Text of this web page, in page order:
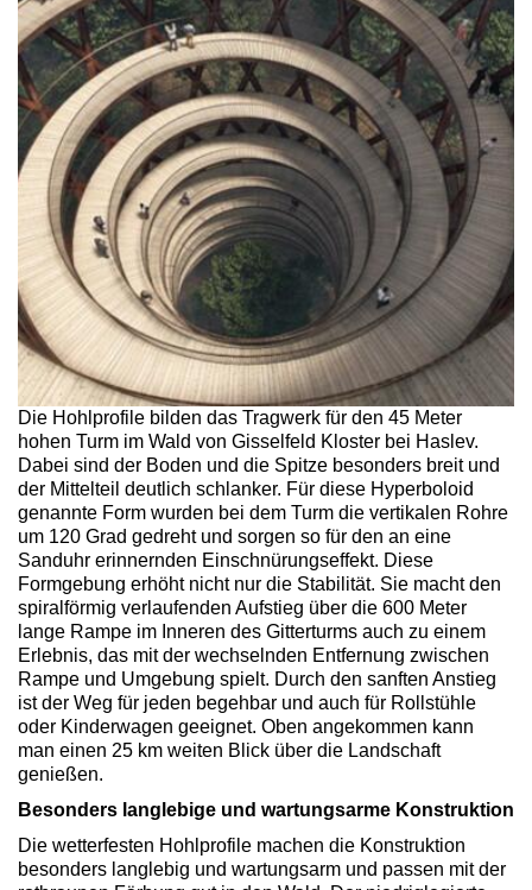
Die Hohlprofile bilden das Tragwerk für den 45 Meter
hohen Turm im Wald von Gisselfeld Kloster bei Haslev.
Dabei sind der Boden und die Spitze besonders breit und
der Mittelteil deutlich schlanker. Für diese Hyperboloid
genannte Form wurden bei dem Turm die vertikalen Rohre
um 120 Grad gedreht und sorgen so für den an eine
Sanduhr erinnernden Einschnürungseffekt. Diese
Formgebung erhöht nicht nur die Stabilität. Sie macht den
spiralförmig verlaufenden Aufstieg über die 600 Meter
lange Rampe im Inneren des Gitterturms auch zu einem
Erlebnis, das mit der wechselnden Entfernung zwischen
Rampe und Umgebung spielt. Durch den sanften Anstieg
ist der Weg für jeden begehbar und auch für Rollstühle
oder Kinderwagen geeignet. Oben angekommen kann
man einen 25 km weiten Blick über die Landschaft
genießen.
Besonders langlebige und wartungsarme Konstruktion
Die wetterfesten Hohlprofile machen die Konstruktion
besonders langlebig und wartungsarm und passen mit der